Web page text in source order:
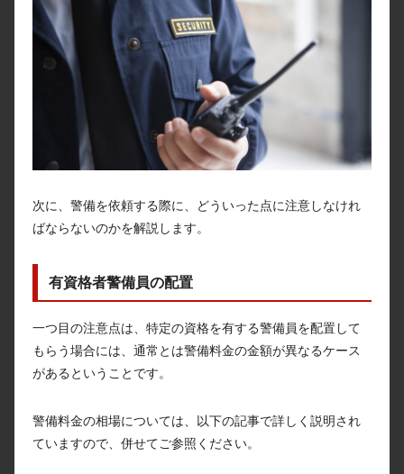
次に、警備を依頼する際に、どういった点に注意しなけれ
ばならないのかを解説します。
有資格者警備員の配置
一つ目の注意点は、特定の資格を有する警備員を配置して
もらう場合には、通常とは警備料金の金額が異なるケース
があるということです。
警備料金の相場については、以下の記事で詳しく説明され
ていますので、併せてご参照ください。